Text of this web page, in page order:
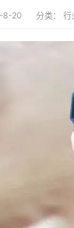
8-20 分类： 行